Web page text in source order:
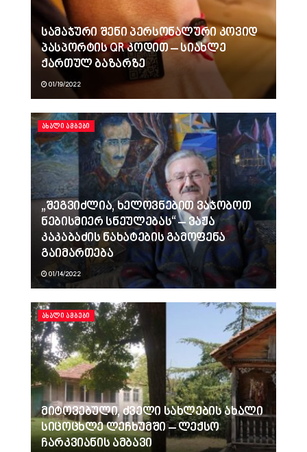
სამაჯური შენი პერსონალური კოვიდ
პასპორტის QR კოდით – სიახლე
ქართულ ბაზარზე
01/19/2022
ᲐᲮᲐᲚᲘ ᲐᲛᲑᲔᲑᲘ
„შეგვიძლია, ხელოვნებით ვაჯობოთ
ნებისმიერ სნეულებას“ – ვაჟა
კაკაბაძის ნახატების გამოფენა
გაიმართება
01/14/2022
ᲐᲮᲐᲚᲘ ᲐᲛᲑᲔᲑᲘ
მიტოვებული, ძველი სახლების ახალი
სიცოცხლე ლეჩხუმში – ლექსო
ჩარკვიანის ამბავი